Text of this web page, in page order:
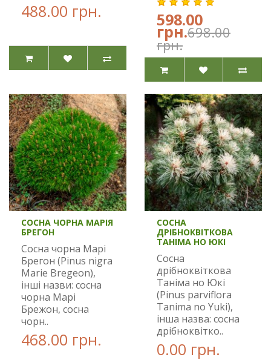
488.00 грн. 598.00
грн.698.00
грн.
СОСНА ЧОРНА МАРІЯ
БРЕГОН
Сосна чорна Марі
Брегон (Pinus nigra
Marie Bregeon),
інші назви: сосна
чорна Марі
Брежон, сосна
чорн..
468.00 грн.
СОСНА
ДРІБНОКВІТКОВА
ТАНІМА НО ЮКІ
Сосна
дрібноквіткова
Таніма но Юкі
(Pinus parviflora
Tanima no Yuki),
інша назва: сосна
дрібноквітко..
0.00 грн.